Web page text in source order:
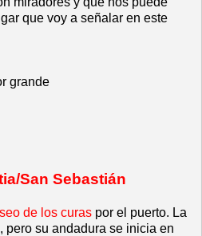
que voy a señalar en este
grande
San Sebastián
de los curas por el puerto. La
pero su andadura se inicia en